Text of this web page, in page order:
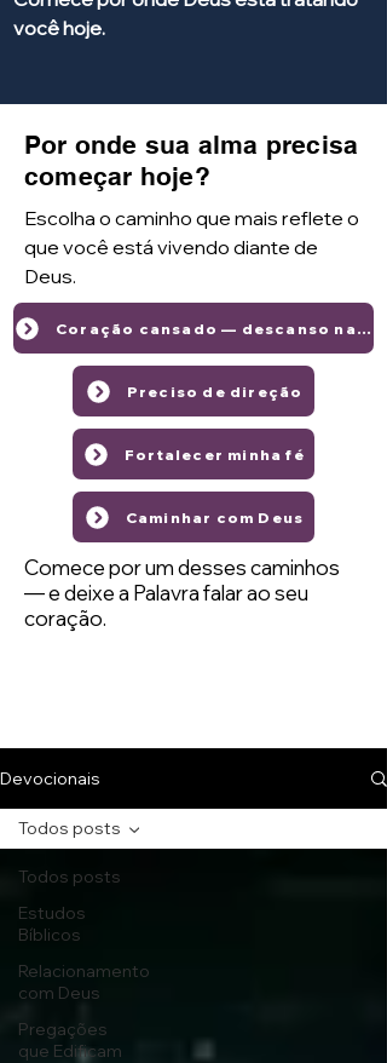
você hoje.
Por onde sua alma precisa
começar hoje?
Escolha o caminho que mais reflete o
que você está vivendo diante de
Deus.
Coração cansado — descanso na graça de Deus
Preciso de direção
Fortalecer minha fé
Caminhar com Deus
Comece por um desses caminhos
— e deixe a Palavra falar ao seu
coração.
Devocionais
Todos posts
Estudos
Bíblicos
Relacionamento
com Deus
Pregações
que Edificam
Todos posts